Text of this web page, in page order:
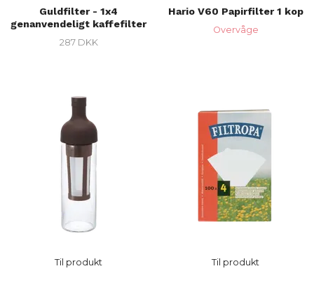
Guldfilter - 1x4
genanvendeligt kaffefilter
287 DKK
Hario V60 Papirfilter 1 kop
Overvåge
Til produkt Til produkt